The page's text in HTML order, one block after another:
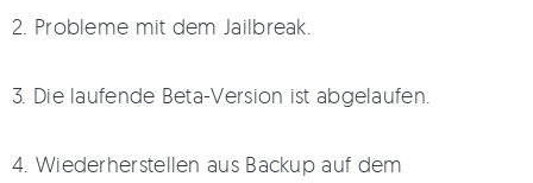
2. Probleme mit dem Jailbreak.
3. Die laufende Beta-Version ist abgelaufen.
4. Wiederherstellen aus Backup auf dem